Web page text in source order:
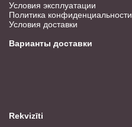
Условия эксплуатации
Политика конфиденциальности
Условия доставки
Варианты доставки
Rekvizīti